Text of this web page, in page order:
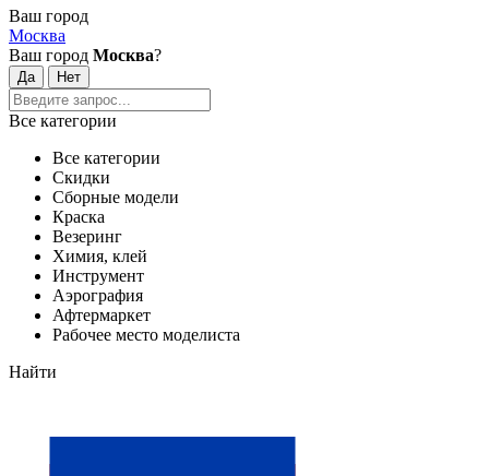
Ваш город
Москва
Ваш город Москва?
Все категории
Все категории
Скидки
Сборные модели
Краска
Везеринг
Химия, клей
Инструмент
Аэрография
Афтермаркет
Рабочее место моделиста
Найти